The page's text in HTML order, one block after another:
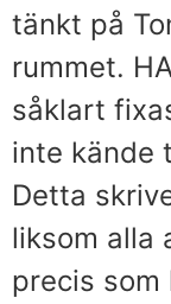
tänkt på
rummet.
såklart
inte kände
Detta
liksom alla
precis som